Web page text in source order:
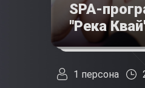
SPA-
"Река
1 персона